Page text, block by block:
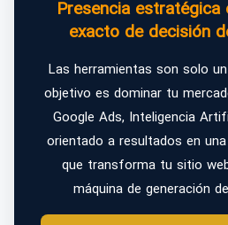
Presencia
exacto de decisión
Las herramientas son solo
objetivo es dominar tu
Google Ads, Inteligencia
orientado a resultados en
que transforma tu sitio
máquina de generación